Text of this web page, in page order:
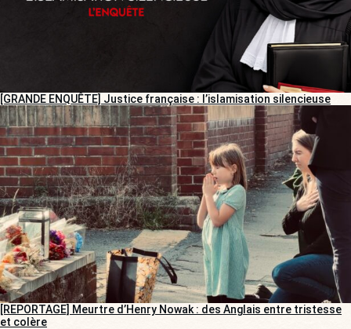
[GRANDE ENQUÊTE] Justice française : l’islamisation silencieuse
[REPORTAGE] Meurtre d’Henry Nowak : des Anglais entre tristesse
et colère